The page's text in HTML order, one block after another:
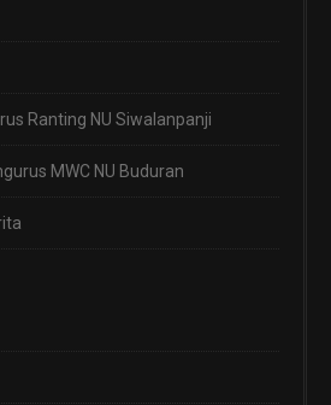
Ranting NU Siwalanpanji
MWC NU Buduran